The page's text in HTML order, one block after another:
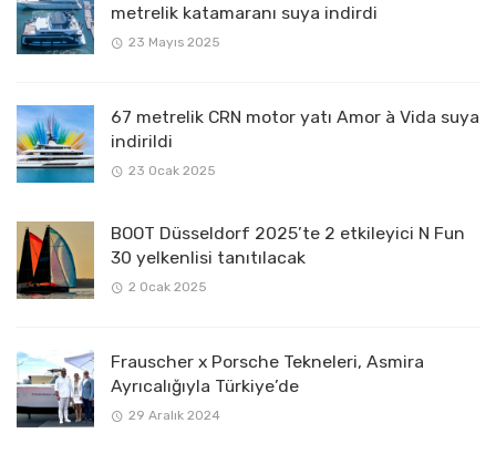
metrelik katamaranı suya indirdi
23 Mayıs 2025
67 metrelik CRN motor yatı Amor à Vida suya
indirildi
23 Ocak 2025
BOOT Düsseldorf 2025’te 2 etkileyici N Fun
30 yelkenlisi tanıtılacak
2 Ocak 2025
Frauscher x Porsche Tekneleri, Asmira
Ayrıcalığıyla Türkiye’de
29 Aralık 2024